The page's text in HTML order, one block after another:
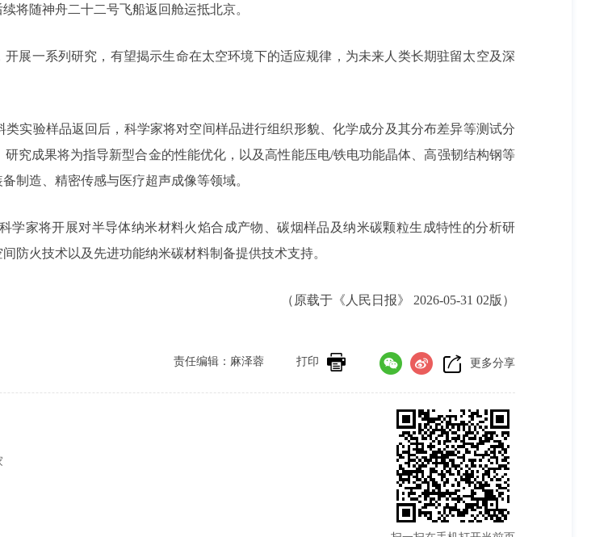
将随神舟二十二号飞船返回舱运抵北京。
展一系列研究，有望揭示生命在太空环境下的适应规律，为未来人类长期驻留太空及深
实验样品返回后，科学家将对空间样品进行组织形貌、化学成分及其分布差异等测试分
究成果将为指导新型合金的性能优化，以及高性能压电/铁电功能晶体、高强韧结构钢等
制造、精密传感与医疗超声成像等领域。
学家将开展对半导体纳米材料火焰合成产物、碳烟样品及纳米碳颗粒生成特性的分析研
防火技术以及先进功能纳米碳材料制备提供技术支持。
（原载于《人民日报》 2026-05-31 02版）
更多分享
打印
责任编辑：麻泽蓉